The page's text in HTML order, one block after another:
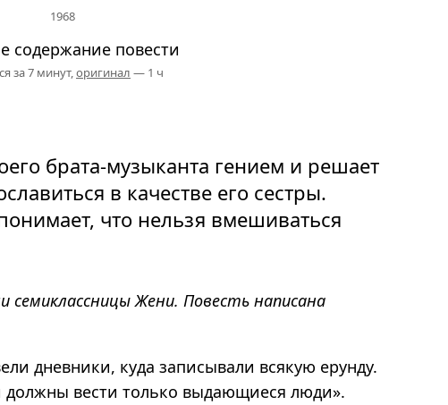
1968
содержание повести
за 7 минут,оригинал — 1 ч
брата-музыканта гением и решает
в качестве его сестры.
что нельзя вмешиваться
Жени. Повесть написана
дневники, куда записывали всякую ерунду.
должны вести только выдающиеся люди».